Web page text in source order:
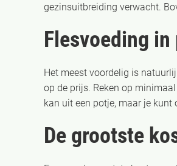
gezinsuitbreiding verwacht.
Flesvoeding
Het meest voordelig is
op de prijs. Reken op
kan uit een potje, maar je
De grootste